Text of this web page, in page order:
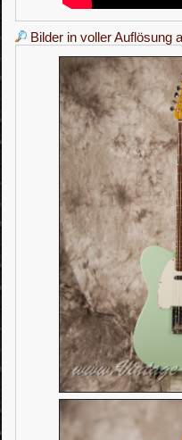
Bilder in voller Auflösung